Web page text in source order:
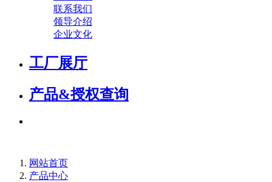
联系我们
领导介绍
企业文化
工厂展厅
产品&授权查询
网站首页
产品中心